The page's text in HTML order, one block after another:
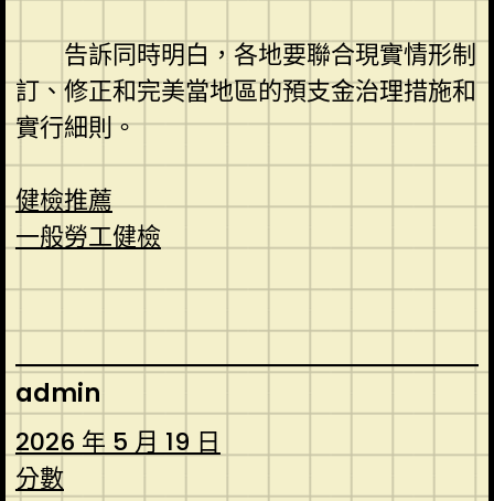
告訴同時明白，各地要聯合現實情形制
訂、修正和完美當地區的預支金治理措施和
實行細則。
健檢推薦
一般勞工健檢
admin
2026 年 5 月 19 日
分數